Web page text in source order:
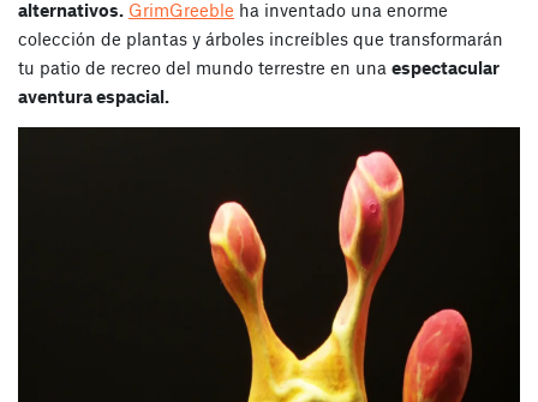
alternativos. GrimGreeble ha inventado una enorme
colección de plantas y árboles increíbles que transformarán
tu patio de recreo del mundo terrestre en una espectacular
aventura espacial.